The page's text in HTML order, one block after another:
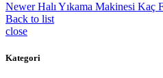
Newer Halı Yıkama Makinesi Kaç
Back to list
close
Kategori